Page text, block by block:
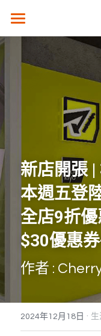
香港好去處
生活熱話
著數優惠
美食速遞
女生話題
香港故事
撐 ! 小店速報
聯絡
新店開張
本週五登
全店9折
$30優惠
作者 :
2024年12月18日 · 生
所有商品分類